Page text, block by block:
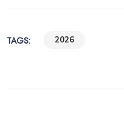
TAGS: 2026